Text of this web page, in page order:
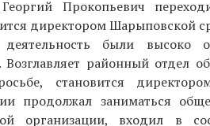
Прокопьевич
директором Шарыповской
деятельность были
районный отдел
становится
продолжал заниматься
организации, входил в